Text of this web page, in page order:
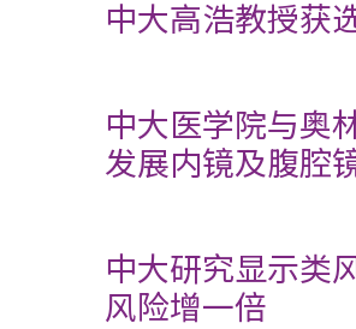
中大高浩教授获
中大医学院与奥
发展内镜及腹腔
中大研究显示类
风险增一倍